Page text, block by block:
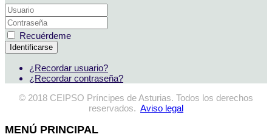
Recuérdeme
Identificarse
¿Recordar usuario?
¿Recordar contraseña?
© 2018 CEIPSO Príncipes de Asturias. Todos los derechos
reservados. Aviso legal
MENÚ PRINCIPAL